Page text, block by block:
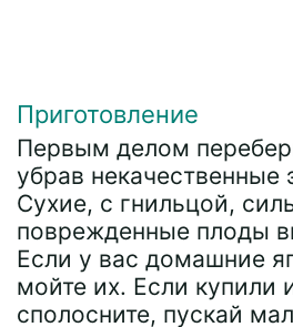
Приготовление
Первым делом
убрав некачественные
Сухие, с гнильцой,
поврежденные плоды
Если у вас домашние
мойте их. Если купили
сполосните, пускай